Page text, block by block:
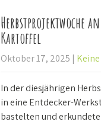
Herbstprojektwoche
Kartoffel
Oktober 17, 2025 |
In der diesjährigen
in eine Entdecker-
bastelten und